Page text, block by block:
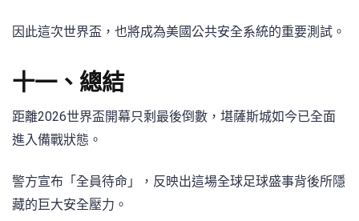
因此這次世界盃，也將成為美國公共安全系統的重要測試。
十一、總結
距離2026世界盃開幕只剩最後倒數，堪薩斯城如今已全面
進入備戰狀態。
警方宣布「全員待命」，反映出這場全球足球盛事背後所隱
藏的巨大安全壓力。